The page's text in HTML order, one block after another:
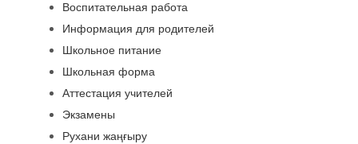
Воспитательная работа
Информация для родителей
Школьное питание
Школьная форма
Аттестация учителей
Экзамены
Рухани жаңғыру